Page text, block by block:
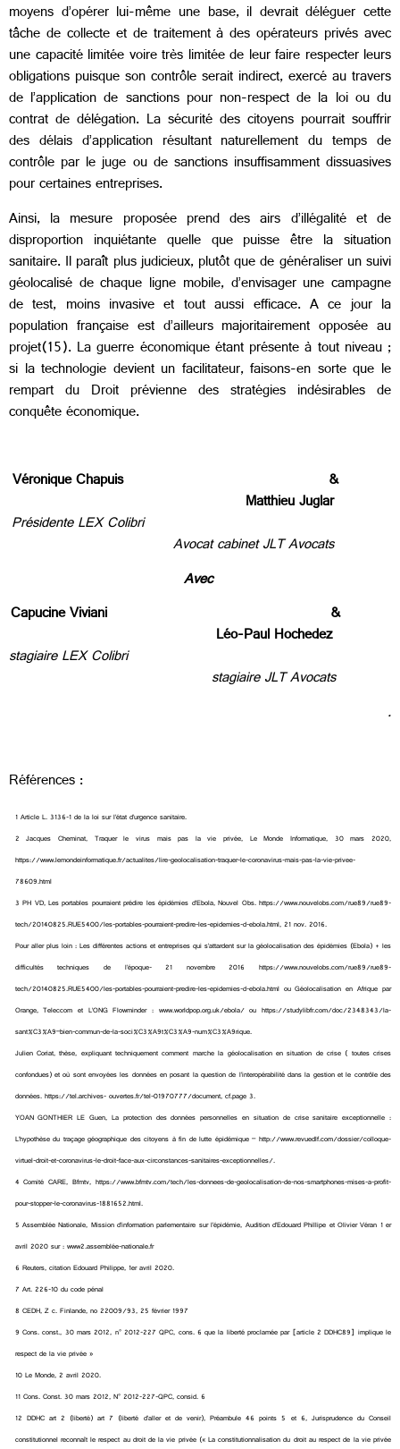
moyens d’opérer lui-même une base, il devrait déléguer cette
tâche de collecte et de traitement à des opérateurs privés avec
une capacité limitée voire très limitée de leur faire respecter leurs
obligations puisque son contrôle serait indirect, exercé au travers
de l’application de sanctions pour non-respect de la loi ou du
contrat de délégation. La sécurité des citoyens pourrait souffrir
des délais d’application résultant naturellement du temps de
contrôle par le juge ou de sanctions insuffisamment dissuasives
pour certaines entreprises.
Ainsi, la mesure proposée prend des airs d’illégalité et de
disproportion inquiétante quelle que puisse être la situation
sanitaire. Il paraît plus judicieux, plutôt que de généraliser un suivi
géolocalisé de chaque ligne mobile, d’envisager une campagne
de test, moins invasive et tout aussi efficace. A ce jour la
population française est d’ailleurs majoritairement opposée au
projet(15). La guerre économique étant présente à tout niveau ;
si la technologie devient un facilitateur, faisons-en sorte que le
rempart du Droit prévienne des stratégies indésirables de
conquête économique.
Véronique Chapuis &
Matthieu Juglar
Présidente LEX Colibri
Avocat cabinet JLT Avocats
Avec
Capucine Viviani
&
Léo-Paul Hochedez
stagiaire LEX Colibri
stagiaire JLT Avocats
.
Références :
1 Article L. 3136-1 de la loi sur l’état d’urgence sanitaire.
2 Jacques Cheminat, Traquer le virus mais pas la vie privée, Le Monde Informatique, 30 mars 2020,
https://www.lemondeinformatique.fr/actualites/lire-geolocalisation-traquer-le-coronavirus-mais-pas-la-vie-privee-
78609.html
3 PH VD, Les portables pourraient prédire les épidémies d’Ebola, Nouvel Obs. https://www.nouvelobs.com/rue89/rue89-
tech/20140825.RUE5400/les-portables-pourraient-predire-les-epidemies-d-ebola.html, 21 nov. 2016.
Pour aller plus loin : Les différentes actions et entreprises qui s’attardent sur la géolocalisation des épidémies (Ebola) + les
difficultés techniques de l’époque- 21 novembre 2016 https://www.nouvelobs.com/rue89/rue89-
tech/20140825.RUE5400/les-portables-pourraient-predire-les-epidemies-d-ebola.html ou Géolocalisation en Afrique par
Orange, Teleccom et L’ONG Flowminder : www.worldpop.org.uk/ebola/ ou https://studylibfr.com/doc/2348343/la-
sant%C3%A9–bien-commun-de-la-soci%C3%A9t%C3%A9-num%C3%A9rique.
Julien Coriat, thèse, expliquant techniquement comment marche la géolocalisation en situation de crise ( toutes crises
confondues) et où sont envoyées les données en posant la question de l’interopérabilité dans la gestion et le contrôle des
données. https://tel.archives- ouvertes.fr/tel-01970777/document, cf.page 3.
YOAN GONTHIER LE Guen, La protection des données personnelles en situation de crise sanitaire exceptionnelle :
L’hypothèse du traçage géographique des citoyens à fin de lutte épidémique – http://www.revuedlf.com/dossier/colloque-
virtuel-droit-et-coronavirus-le-droit-face-aux-circonstances-sanitaires-exceptionnelles/.
4 Comité CARE, Bfmtv, https://www.bfmtv.com/tech/les-donnees-de-geolocalisation-de-nos-smartphones-mises-a-profit-
pour-stopper-le-coronavirus-1881652.html.
5 Assemblée Nationale, Mission d’information parlementaire sur l’épidémie, Audition d’Edouard Phillipe et Olivier Véran 1 er
avril 2020 sur : www2.assemblée-nationale.fr
6 Reuters, citation Edouard Philippe, 1er avril 2020.
7 Art. 226-10 du code pénal
8 CEDH, Z c. Finlande, no 22009/93, 25 février 1997
9 Cons. const., 30 mars 2012, n° 2012-227 QPC, cons. 6 que la liberté proclamée par [article 2 DDHC89] implique le
respect de la vie privée »
10 Le Monde, 2 avril 2020.
11 Cons. Const. 30 mars 2012, N° 2012-227-QPC, consid. 6
12 DDHC art 2 (liberté) art 7 (liberté d’aller et de venir), Préambule 46 points 5 et 6, Jurisprudence du Conseil
constitutionnel reconnaît le respect au droit de la vie privée (« La constitutionnalisation du droit au respect de la vie privée